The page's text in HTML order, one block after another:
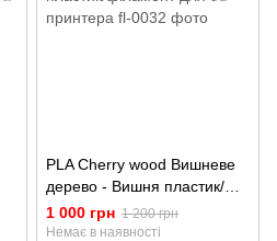
PLA Cherry wood Вишневе
дерево - Вишня пластик/
філамент для 3D-принтера
1 000 грн 1 200 грн
Немає в наявності